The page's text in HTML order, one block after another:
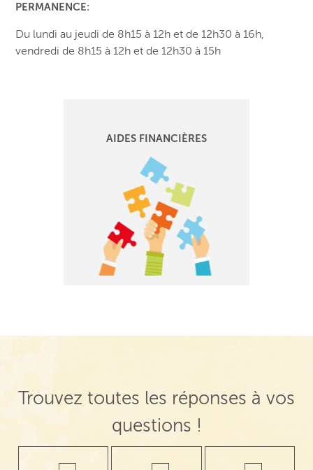
PERMANENCE:
Du lundi au jeudi de 8h15 à 12h et de 12h30 à 16h,
vendredi de 8h15 à 12h et de 12h30 à 15h
AIDES FINANCIÈRES
Trouvez toutes les réponses à vos
questions !